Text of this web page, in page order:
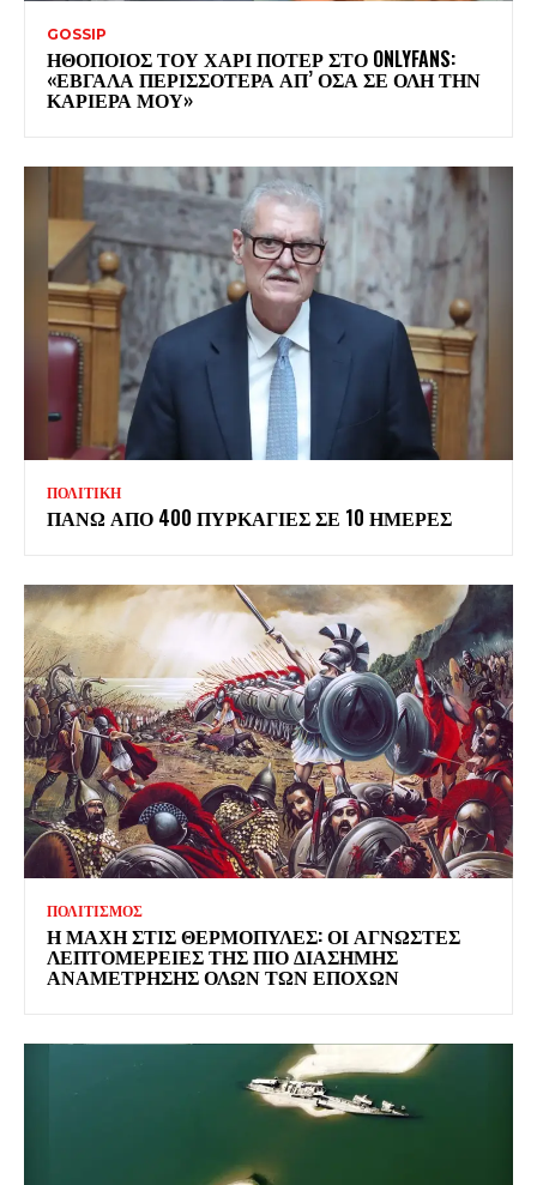
GOSSIP
ΗΘΟΠΟΙΟΣ ΤΟΥ ΧΑΡΙ ΠΟΤΕΡ ΣΤΟ ONLYFANS:
«ΕΒΓΑΛΑ ΠΕΡΙΣΣΟΤΕΡΑ ΑΠ’ ΟΣΑ ΣΕ ΟΛΗ ΤΗΝ
ΚΑΡΙΕΡΑ ΜΟΥ»
ΠΟΛΙΤΙΚΗ
ΠΑΝΩ ΑΠΟ 400 ΠΥΡΚΑΓΙΕΣ ΣΕ 10 ΗΜΕΡΕΣ
ΠΟΛΙΤΙΣΜΟΣ
Η ΜΑΧΗ ΣΤΙΣ ΘΕΡΜΟΠΥΛΕΣ: ΟΙ ΑΓΝΩΣΤΕΣ
ΛΕΠΤΟΜΕΡΕΙΕΣ ΤΗΣ ΠΙΟ ΔΙΑΣΗΜΗΣ
ΑΝΑΜΕΤΡΗΣΗΣ ΟΛΩΝ ΤΩΝ ΕΠΟΧΩΝ